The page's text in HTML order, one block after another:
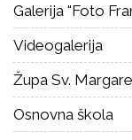
Galerija "Foto
Videogalerija
Župa Sv.
Osnovna škola